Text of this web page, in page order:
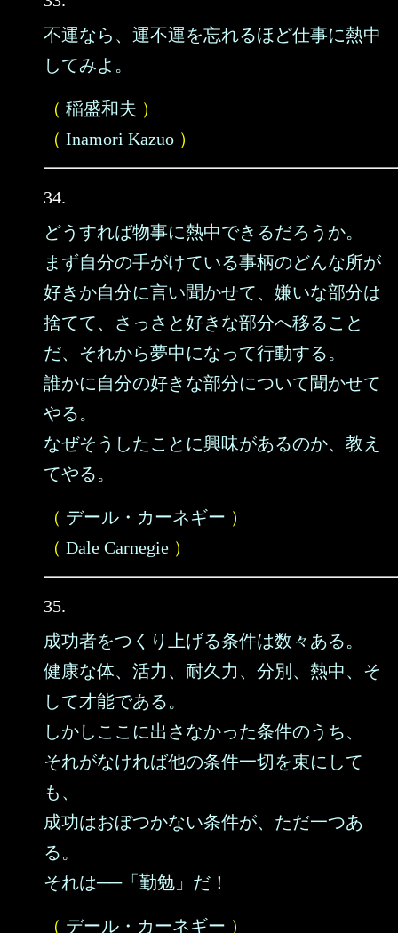
不運なら、運不運を忘れるほど仕事に熱中
してみよ。
（ 稲盛和夫 ）
（ Inamori Kazuo ）
34.
どうすれば物事に熱中できるだろうか。
まず自分の手がけている事柄のどんな所が
好きか自分に言い聞かせて、嫌いな部分は
捨てて、さっさと好きな部分へ移ること
だ、それから夢中になって行動する。
誰かに自分の好きな部分について聞かせて
やる。
なぜそうしたことに興味があるのか、教え
てやる。
（ デール・カーネギー ）
（ Dale Carnegie ）
35.
成功者をつくり上げる条件は数々ある。
健康な体、活力、耐久力、分別、熱中、そ
して才能である。
しかしここに出さなかった条件のうち、
それがなければ他の条件一切を束にして
も、
成功はおぼつかない条件が、ただ一つあ
る。
それは──「勤勉」だ！
（ デール・カーネギー ）